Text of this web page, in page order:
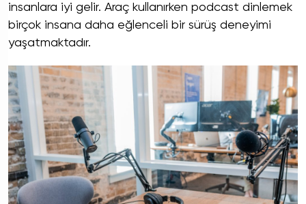
insanlara iyi gelir. Araç kullanırken podcast dinlemek
birçok insana daha eğlenceli bir sürüş deneyimi
yaşatmaktadır.